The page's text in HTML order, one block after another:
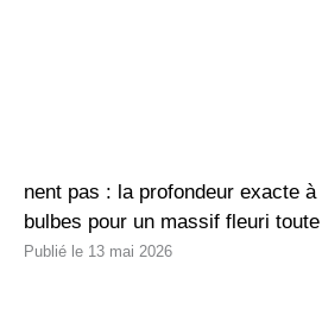
nent pas : la profondeur exacte
bulbes pour un massif fleuri toute
13 mai 2026